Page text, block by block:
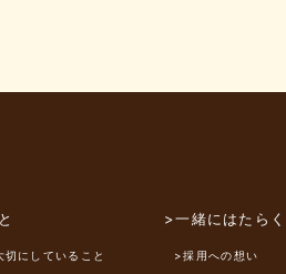
切にしていること
>一緒にはたらく
>採用への想い